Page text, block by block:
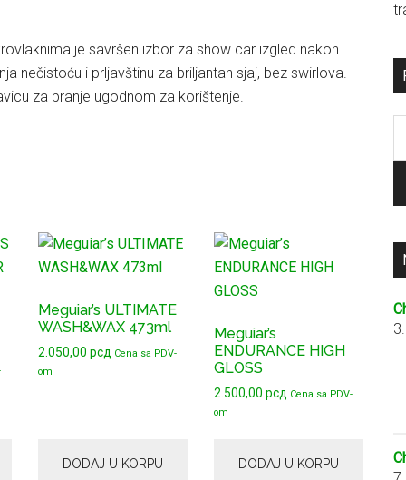
je savršen izbor za show car izgled nakon
nečistoću i prljavštinu za briljantan sjaj, bez swirlova.
za pranje ugodnom za korištenje.
Meguiar’s ULTIMATE
WASH&WAX 473ml
2.050,00 рсд Cena sa PDV-
om
DODAJ U KORPU
Meguiar’s
ENDURANCE HIGH
GLOSS
2.500,00 рсд Cena sa PDV-
om
DODAJ U KORPU